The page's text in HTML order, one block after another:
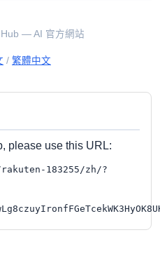
— AI 官方網站
/ 繁體中文
please use this URL:
183255/zh/?